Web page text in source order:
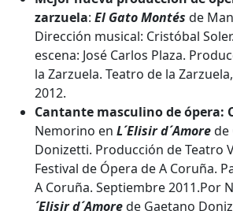
zarzuela: El Gato Montés de
Dirección musical: Cristóbal
escena: José Carlos Plaza.
la Zarzuela. Teatro de la
2012.
Cantante masculino de ópera:
Nemorino en L´Elisir d´Amorede
Donizetti. Producción de Teatro
Festival de Ópera de A Coruña.
A Coruña. Septiembre 2011.Por
´Elisir d´Amorede Gaetano